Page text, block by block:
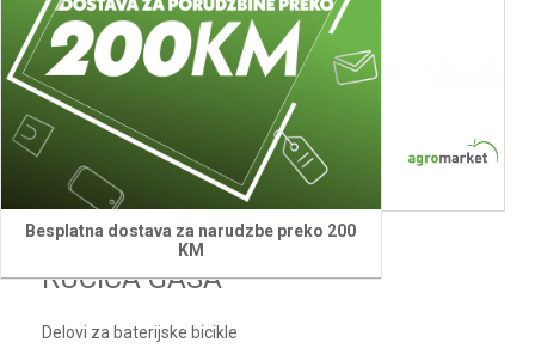
Besplatna dostava za narudzbe preko 200
KM
Yadea
RUCICA GASA
Delovi za baterijske bicikle